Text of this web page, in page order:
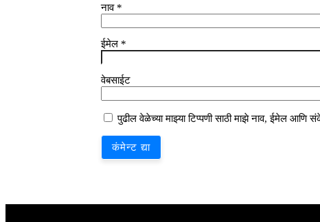
नाव *
ईमेल *
वेबसाईट
पुढील वेळेच्या माझ्या टिप्पणी साठी माझे नाव, ईमेल